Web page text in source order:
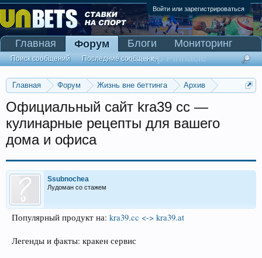
Войти или зарегистрироваться
Главная Форум Жизнь вне беттинга
Архив
Прогнозы на Олимпийские игры 2016
Официальный сайт kra39 cc —
кулинарные рецепты для вашего
дома и офиса
Ssubnochea
Лудоман со стажем
Популярный продукт на: kra39.cc <-> kra39.at
Легенды и факты: кракен сервис
Главная Форум
Поиск сообщений Последние сообщения
Блоги
Мониторинг
Сканер Pinnacle